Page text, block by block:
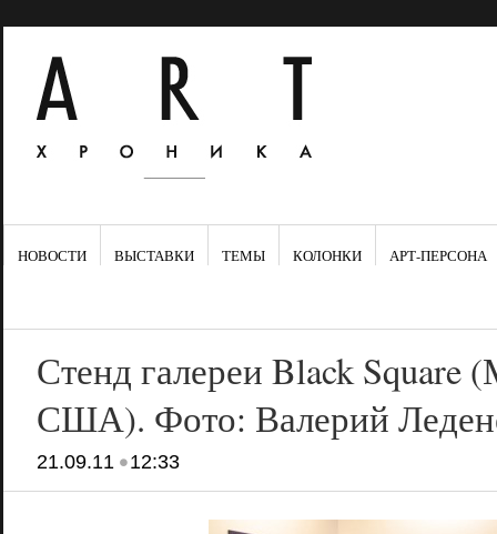
НОВОСТИ ВЫСТАВКИ ТЕМЫ КОЛОНКИ АРТ-ПЕРСОНА
Стенд галереи Black Square
США). Фото: Валерий
21.09.11•12:33